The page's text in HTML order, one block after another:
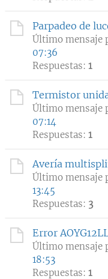
Parpadeo de
Último mensaje
07:36
Respuestas: 1
Termistor
Último mensaje
07:14
Respuestas: 1
Avería
Último mensaje
13:45
Respuestas: 3
Error
Último mensaje
18:53
Respuestas: 1